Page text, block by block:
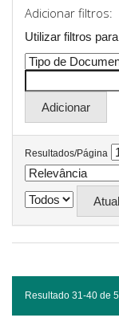
Adicionar filtros:
Utilizar filtros
Resultados/Página
Resultado 31-40 de